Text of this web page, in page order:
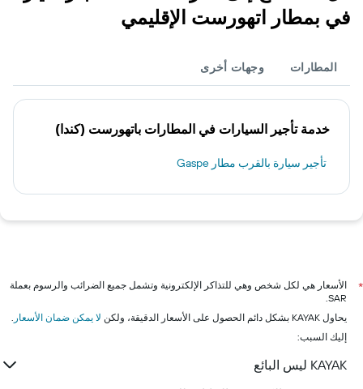
في بمطار اتهورست الإقليمي
المطارات وجهات أخرى
خدمة تأجير السيارات في المطارات باتهورست (كندا)
تأجير سيارة بالقرب مطار Gaspe
*
الأسعار هي لكل شخص وهي للتذاكر الإلكترونية وتشمل جميع الضرائب والرسوم بعملة
SAR.
يحاول KAYAK بشكل دائم الحصول على الأسعار الدقيقة، ولكن
لا يمكن ضمان الأسعار .
إليك السبب:
KAYAK ليس البائع